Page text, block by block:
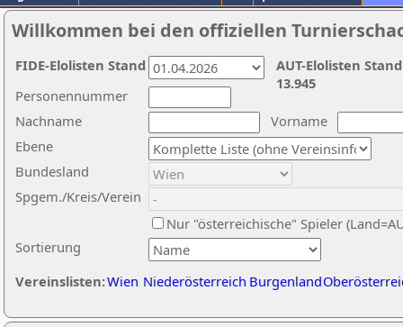
Willkommen bei den offiziellen
Nachname
Vorname
Ebene
Sortierung
Personennummer
Bundesland
Spgem./Kreis/Verein
Nur "österreichische" Spieler
Vereinslisten:Wien Niederösterreich Burgenland
AUT-Elolisten
13.945
FIDE-Elolisten Stand